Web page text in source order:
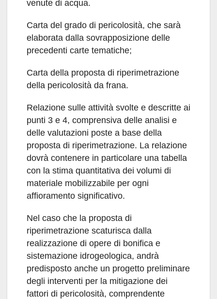
venute di acqua.
Carta del grado di pericolosità, che sarà
elaborata dalla sovrapposizione delle
precedenti carte tematiche;
Carta della proposta di riperimetrazione
della pericolosità da frana.
Relazione sulle attività svolte e descritte ai
punti 3 e 4, comprensiva delle analisi e
delle valutazioni poste a base della
proposta di riperimetrazione. La relazione
dovrà contenere in particolare una tabella
con la stima quantitativa dei volumi di
materiale mobilizzabile per ogni
affioramento significativo.
Nel caso che la proposta di
riperimetrazione scaturisca dalla
realizzazione di opere di bonifica e
sistemazione idrogeologica, andrà
predisposto anche un progetto preliminare
degli interventi per la mitigazione dei
fattori di pericolosità, comprendente